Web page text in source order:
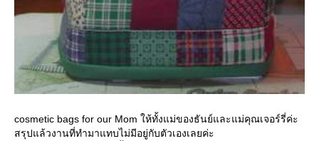
cosmetic bags for our Mom ให้ทั้งแม่ของธันย์และแม่คุณเจอร์รี่ค่ะ
สรุปแล้วงานที่ทำมาแทบไม่มีอยู่กับตัวเองเลยค่ะ